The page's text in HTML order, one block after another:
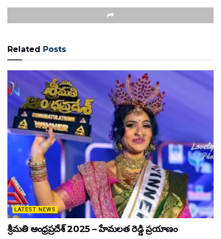
Related Posts
LATEST NEWS
శ్రీమతి ఆంధ్రప్రదేశ్ 2025 – హేమలత రెడ్డి ప్రయాణం